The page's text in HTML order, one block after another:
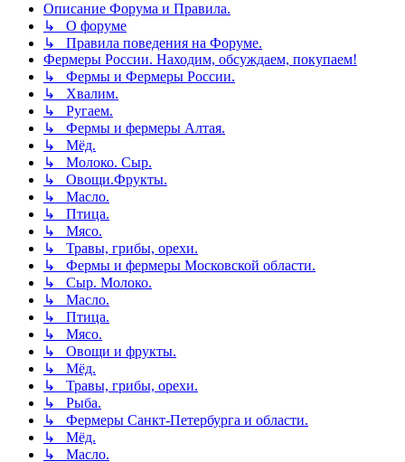
Описание Форума и Правила.
↳ О форуме
↳ Правила поведения на Форуме.
Фермеры России. Находим, обсуждаем, покупаем!
↳ Фермы и Фермеры России.
↳ Хвалим.
↳ Ругаем.
↳ Фермы и фермеры Алтая.
↳ Мёд.
↳ Молоко. Сыр.
↳ Овощи.Фрукты.
↳ Масло.
↳ Птица.
↳ Мясо.
↳ Травы, грибы, орехи.
↳ Фермы и фермеры Московской области.
↳ Сыр. Молоко.
↳ Масло.
↳ Птица.
↳ Мясо.
↳ Овощи и фрукты.
↳ Мёд.
↳ Травы, грибы, орехи.
↳ Рыба.
↳ Фермеры Санкт-Петербурга и области.
↳ Мёд.
↳ Масло.